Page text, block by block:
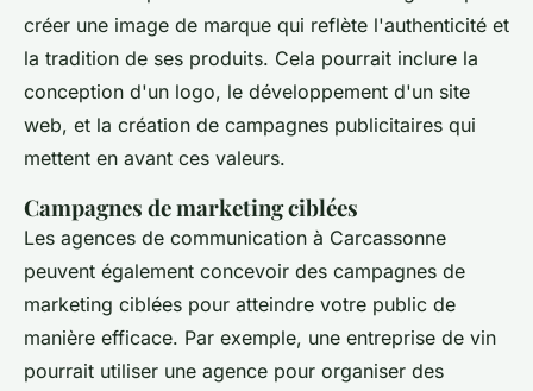
créer une image de marque qui reflète l'authenticité et
la tradition de ses produits. Cela pourrait inclure la
conception d'un logo, le développement d'un site
web, et la création de campagnes publicitaires qui
mettent en avant ces valeurs.
Campagnes de marketing ciblées
Les agences de communication à Carcassonne
peuvent également concevoir des campagnes de
marketing ciblées pour atteindre votre public de
manière efficace. Par exemple, une entreprise de vin
pourrait utiliser une agence pour organiser des